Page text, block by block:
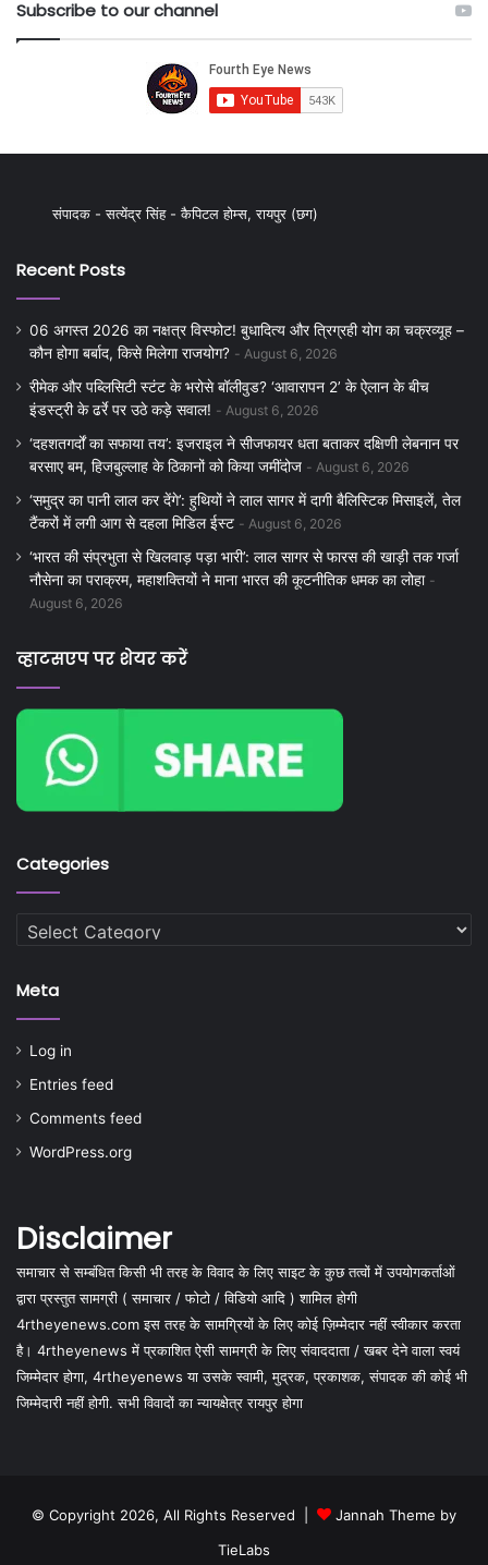
Subscribe to our channel
संपादक - सत्येंद्र सिंह - कैपिटल होम्स, रायपुर (छग)
Recent Posts
06 अगस्त 2026 का नक्षत्र विस्फोट! बुधादित्य और त्रिग्रही योग का चक्रव्यूह –
कौन होगा बर्बाद, किसे मिलेगा राजयोग?
August 6, 2026
रीमेक और पब्लिसिटी स्टंट के भरोसे बॉलीवुड? ‘आवारापन 2’ के ऐलान के बीच
इंडस्ट्री के ढर्रे पर उठे कड़े सवाल!
August 6, 2026
‘दहशतगर्दों का सफाया तय’: इजराइल ने सीजफायर धता बताकर दक्षिणी लेबनान पर
बरसाए बम, हिजबुल्लाह के ठिकानों को किया जमींदोज
August 6, 2026
‘समुद्र का पानी लाल कर देंगे’: हुथियों ने लाल सागर में दागी बैलिस्टिक मिसाइलें, तेल
टैंकरों में लगी आग से दहला मिडिल ईस्ट
August 6, 2026
‘भारत की संप्रभुता से खिलवाड़ पड़ा भारी’: लाल सागर से फारस की खाड़ी तक गर्जा
नौसेना का पराक्रम, महाशक्तियों ने माना भारत की कूटनीतिक धमक का लोहा
August 6, 2026
व्हाटसएप पर शेयर करें
Categories
Categories
Meta
Log in
Entries feed
Comments feed
WordPress.org
Disclaimer
समाचार से सम्बंधित किसी भी तरह के विवाद के लिए साइट के कुछ तत्वों में उपयोगकर्ताओं
द्वारा प्रस्तुत सामग्री ( समाचार / फोटो / विडियो आदि ) शामिल होगी
4rtheyenews.com इस तरह के सामग्रियों के लिए कोई ज़िम्मेदार नहीं स्वीकार करता
है। 4rtheyenews में प्रकाशित ऐसी सामग्री के लिए संवाददाता / खबर देने वाला स्वयं
जिम्मेदार होगा, 4rtheyenews या उसके स्वामी, मुद्रक, प्रकाशक, संपादक की कोई भी
जिम्मेदारी नहीं होगी. सभी विवादों का न्यायक्षेत्र रायपुर होगा
© Copyright 2026, All Rights Reserved |
Jannah Theme by
TieLabs